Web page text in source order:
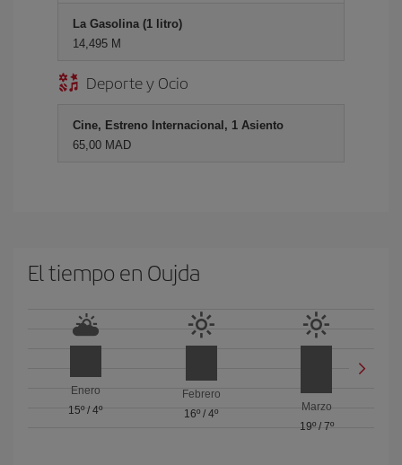
La Gasolina (1 litro)
14,495 M
Deporte y Ocio
Cine, Estreno Internacional, 1 Asiento
65,00 MAD
El tiempo en Oujda
Enero
15º/4º
Febrero
16º / 4º
Marzo
19º/ 7º